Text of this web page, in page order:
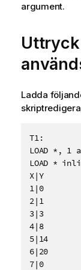
argument.
Ladda
T1:
LOAD *, 1
LOAD *
X|Y
1|0
2|1
3|3
4|8
5|14
6|20
7|0